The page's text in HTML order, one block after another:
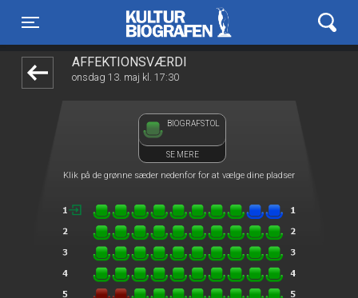
Toggle navigation
Kulturbiografen
AFFEKTIONSVÆRDI
onsdag 13. maj kl. 17:30
BIOGRAFSTOL
SE MERE
Klik på de grønne sæder nedenfor for at vælge dine pladser
1step-front02 072007